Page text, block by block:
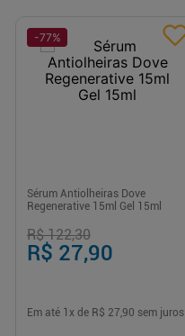
-77%
Sérum Antiolheiras Dove
Regenerative 15ml Gel 15ml
R$ 122,30
R$ 27,90
Em até 1 x de R$ 27,90 sem juros